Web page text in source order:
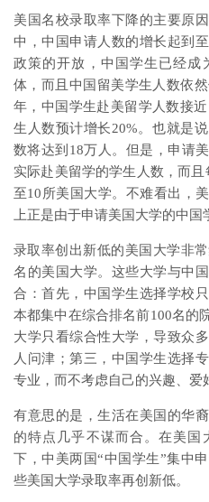
美国名校录取率下降的主要原
中，中国申请人数的增长起到
政策的开放，中国学生已经成
体，而且中国留美学生人数依
年，中国学生赴美留学人数接
生人数预计增长20%。也就是
数将达到18万人。但是，申请
实际赴美留学的学生人数，而
至10所美国大学。不难看出，
上正是由于申请美国大学的中国
录取率创出新低的美国大学非
名的美国大学。这些大学与中
合：首先，中国学生选择学校
本都集中在综合排名前100名的
大学只看综合性大学，导致众
人问津；第三，中国学生选择
专业，而不考虑自己的兴趣、爱
有意思的是，生活在美国的华
的特点几乎不谋而合。在美国
下，中美两国“中国学生”集中
些美国大学录取率再创新低。​